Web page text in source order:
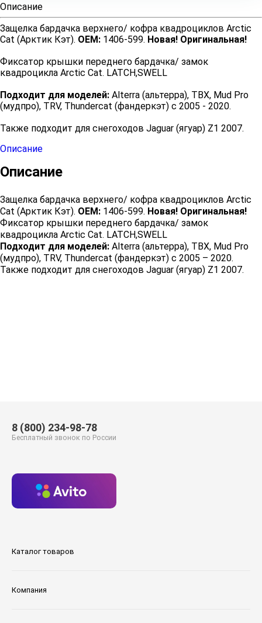
Описание
Защелка бардачка верхнего/ кофра квадроциклов Arctic
Cat (Арктик Кэт). OEM: 1406-599. Новая! Оригинальная!
Фиксатор крышки переднего бардачка/ замок
квадроцикла Arctic Cat. LATCH,SWELL
Подходит для моделей: Alterra (альтерра), TBX, Mud Pro
(мудпро), TRV, Thundercat (фандеркэт) с 2005 - 2020.
Также подходит для снегоходов Jaguar (ягуар) Z1 2007.
Описание
Описание
Защелка бардачка верхнего/ кофра квадроциклов Arctic
Cat (Арктик Кэт). OEM: 1406-599. Новая! Оригинальная!
Фиксатор крышки переднего бардачка/ замок
квадроцикла Arctic Cat. LATCH,SWELL
Подходит для моделей: Alterra (альтерра), TBX, Mud Pro
(мудпро), TRV, Thundercat (фандеркэт) с 2005 – 2020.
Также подходит для снегоходов Jaguar (ягуар) Z1 2007.
Каталог товаров
Компания
8 (800) 234-98-78
Бесплатный звонок по России